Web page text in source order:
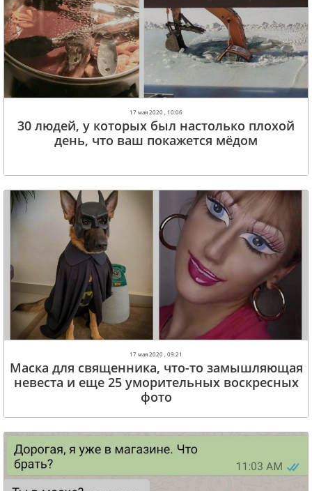
17 мая 2020 , 10:06
30 людей, у которых был настолько плохой
день, что ваш покажется мёдом
17 мая 2020 , 09:21
Маска для священника, что-то замышляющая
невеста и еще 25 уморительных воскресных
фото